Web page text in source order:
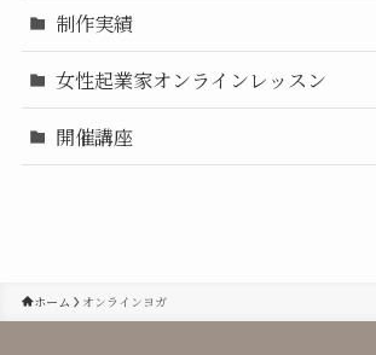
制作実績
女性起業家オンラインレッスン
開催講座
ホーム オンラインヨガ